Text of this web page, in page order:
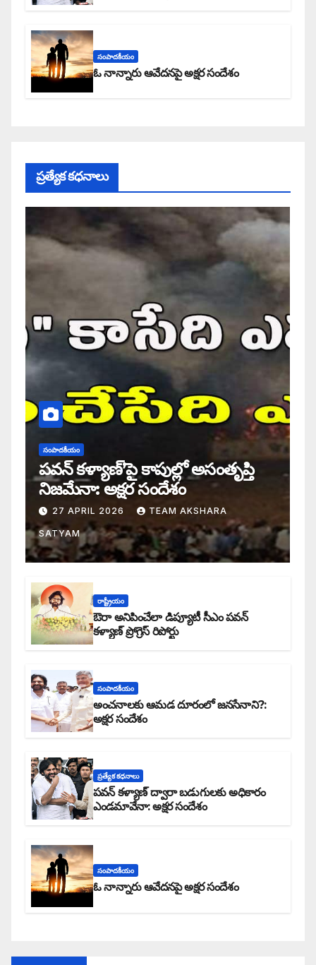
సంపాదకీయం
ఓ నాన్నారు ఆవేదనపై అక్షర సందేశం
ప్రత్యేక కధనాలు
సంపాదకీయం
పవన్ కళ్యాణ్’పై కాపుల్లో అసంతృప్తి
నిజమేనా: అక్షర సందేశం
27 APRIL 2026 TEAM AKSHARA
SATYAM
రాష్ట్రీయం
ఔరా అనిపించేలా డిప్యూటీ సీఎం పవన్
కళ్యాణ్ ప్రోగ్రెస్ రిపోర్టు
సంపాదకీయం
అంచనాలకు ఆమడ దూరంలో జనసేనాని?:
అక్షర సందేశం
ప్రత్యేక కధనాలు
పవన్ కళ్యాణ్ ద్వారా బడుగులకు అధికారం
ఎండమావేనా: అక్షర సందేశం
సంపాదకీయం
ఓ నాన్నారు ఆవేదనపై అక్షర సందేశం